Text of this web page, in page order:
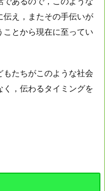
え，またその手伝いが
とから現在に至ってい
たちがこのような社会
，伝わるタイミングを